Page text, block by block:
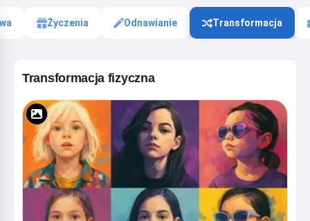
Życzenia Odnawianie Transformacja
Transformacja fizyczna